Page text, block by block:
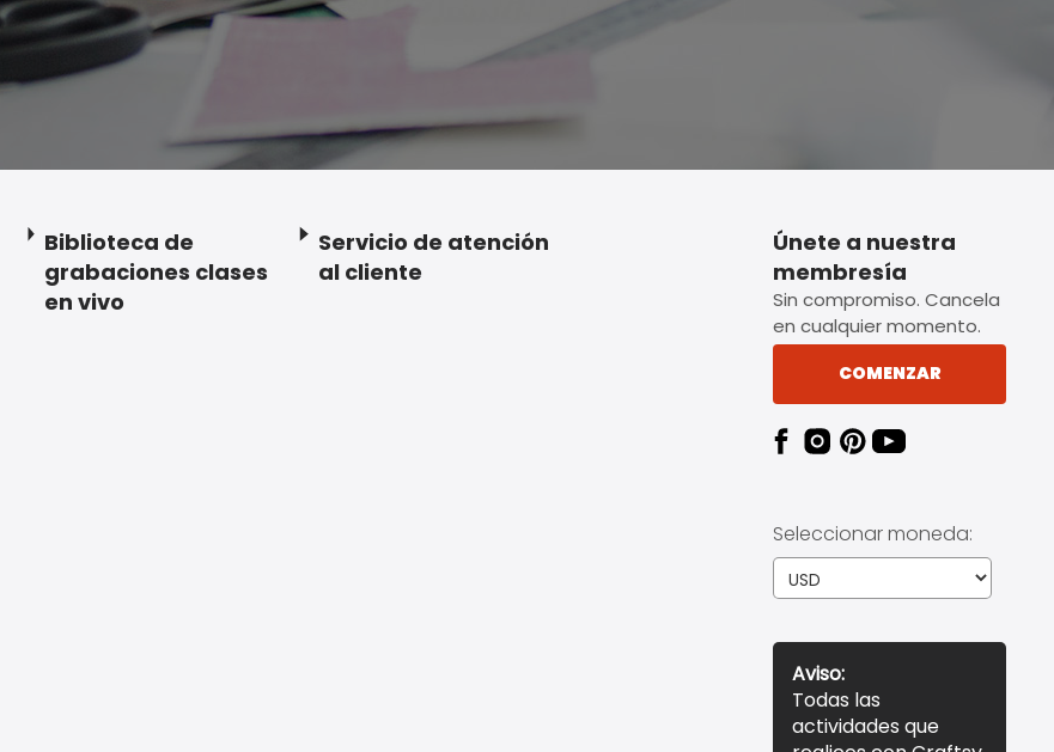
Biblioteca de
grabaciones clases
en vivo
Servicio de atención
al cliente
Únete a nuestra
membresía
Sin compromiso. Cancela
en cualquier momento.
COMENZAR
Seleccionar moneda:
Aviso:
Todas las
actividades que